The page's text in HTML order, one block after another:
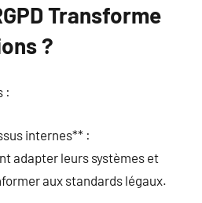
Transforme
?
:
internes** :
adapter leurs systèmes et
aux standards légaux.